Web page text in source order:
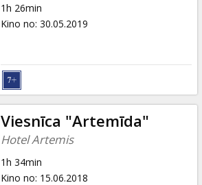
1h 26min
Kino no: 30.05.2019
Viesnīca "Artemīda"
Hotel Artemis
1h 34min
Kino no: 15.06.2018